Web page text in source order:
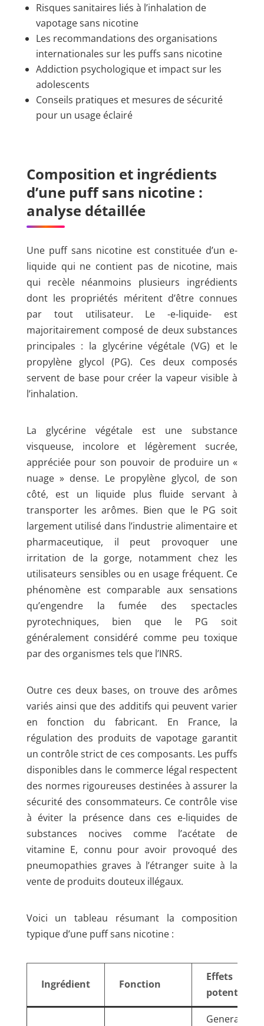
Risques sanitaires liés à l’inhalation de
vapotage sans nicotine
Les recommandations des organisations
internationales sur les puffs sans nicotine
Addiction psychologique et impact sur les
adolescents
Conseils pratiques et mesures de sécurité
pour un usage éclairé
Composition et ingrédients
d’une puff sans nicotine :
analyse détaillée
Une puff sans nicotine est constituée d’un e-
liquide qui ne contient pas de nicotine, mais
qui recèle néanmoins plusieurs ingrédients
dont les propriétés méritent d’être connues
par tout utilisateur. Le -e-liquide- est
majoritairement composé de deux substances
principales : la glycérine végétale (VG) et le
propylène glycol (PG). Ces deux composés
servent de base pour créer la vapeur visible à
l’inhalation.
La glycérine végétale est une substance
visqueuse, incolore et légèrement sucrée,
appréciée pour son pouvoir de produire un «
nuage » dense. Le propylène glycol, de son
côté, est un liquide plus fluide servant à
transporter les arômes. Bien que le PG soit
largement utilisé dans l’industrie alimentaire et
pharmaceutique, il peut provoquer une
irritation de la gorge, notamment chez les
utilisateurs sensibles ou en usage fréquent. Ce
phénomène est comparable aux sensations
qu’engendre la fumée des spectacles
pyrotechniques, bien que le PG soit
généralement considéré comme peu toxique
par des organismes tels que l’INRS.
Outre ces deux bases, on trouve des arômes
variés ainsi que des additifs qui peuvent varier
en fonction du fabricant. En France, la
régulation des produits de vapotage garantit
un contrôle strict de ces composants. Les puffs
disponibles dans le commerce légal respectent
des normes rigoureuses destinées à assurer la
sécurité des consommateurs. Ce contrôle vise
à éviter la présence dans ces e-liquides de
substances nocives comme l’acétate de
vitamine E, connu pour avoir provoqué des
pneumopathies graves à l’étranger suite à la
vente de produits douteux illégaux.
Voici un tableau résumant la composition
typique d’une puff sans nicotine :
Ingrédient Fonction
Effets
potentiels